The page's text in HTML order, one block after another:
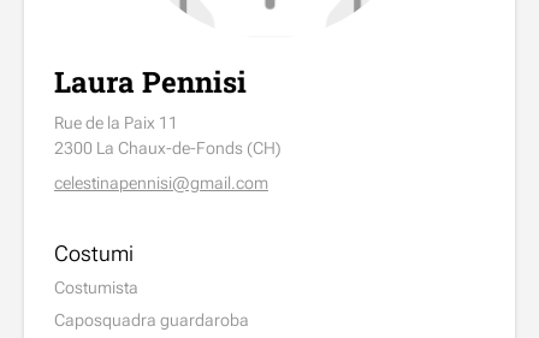
Laura Pennisi
Rue de la Paix 11
2300 La Chaux-de-Fonds (CH)
celestinapennisi@gmail.com
Costumi
Costumista
Caposquadra guardaroba